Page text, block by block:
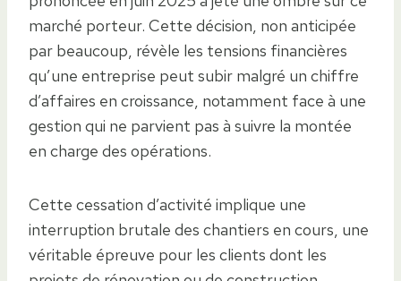
marché porteur. Cette décision, non anticipée
par beaucoup, révèle les tensions financières
qu’une entreprise peut subir malgré un chiffre
d’affaires en croissance, notamment face à une
gestion qui ne parvient pas à suivre la montée
en charge des opérations.
Cette cessation d’activité implique une
interruption brutale des chantiers en cours, une
véritable épreuve pour les clients dont les